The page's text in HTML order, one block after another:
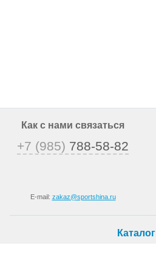
Как с нами связаться
+7 (985) 788-58-82
E-mail: zakaz@sportshina.ru
Каталог